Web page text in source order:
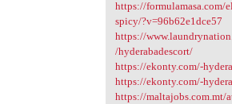
https://formulamasa.com/
spicy/?v=96b62e1dce57
https://
/hyderabadescort/
https://ekonty.com/-
https://ekonty.com/-
https://maltajobs.com.mt/